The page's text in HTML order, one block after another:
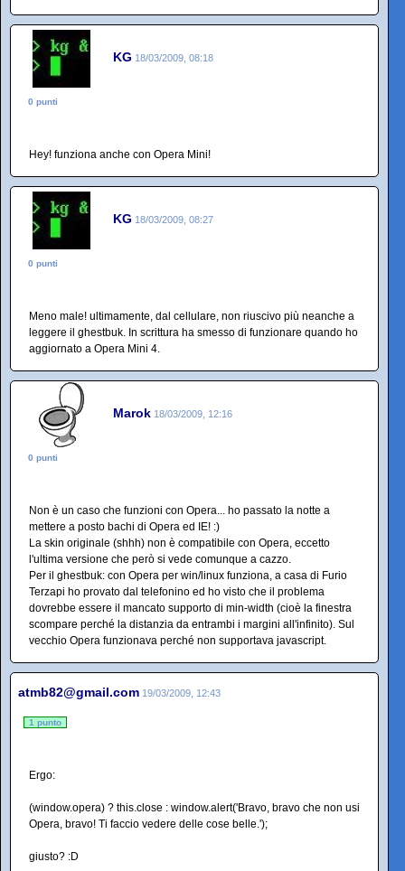
KG 18/03/2009, 08:18
0 punti
Hey! funziona anche con Opera Mini!
KG 18/03/2009, 08:27
0 punti
Meno male! ultimamente, dal cellulare, non riuscivo più neanche a
leggere il ghestbuk. In scrittura ha smesso di funzionare quando ho
aggiornato a Opera Mini 4.
Marok 18/03/2009, 12:16
0 punti
Non è un caso che funzioni con Opera... ho passato la notte a
mettere a posto bachi di Opera ed IE! :)
La skin originale (shhh) non è compatibile con Opera, eccetto
l'ultima versione che però si vede comunque a cazzo.
Per il ghestbuk: con Opera per win/linux funziona, a casa di Furio
Terzapi ho provato dal telefonino ed ho visto che il problema
dovrebbe essere il mancato supporto di min-width (cioè la finestra
scompare perché la distanzia da entrambi i margini all'infinito). Sul
vecchio Opera funzionava perché non supportava javascript.
atmb82@gmail.com 19/03/2009, 12:43
1 punto
Ergo:
(window.opera) ? this.close : window.alert('Bravo, bravo che non usi
Opera, bravo! Ti faccio vedere delle cose belle.');
giusto? :D